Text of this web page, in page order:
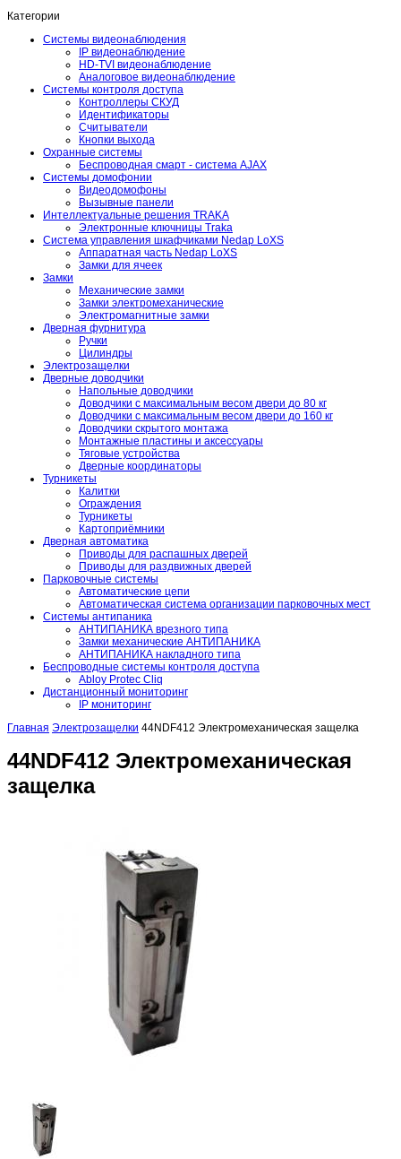
Категории
Системы видеонаблюдения
IP видеонаблюдение
HD-TVI видеонаблюдение
Аналоговое видеонаблюдение
Системы контроля доступа
Контроллеры СКУД
Идентификаторы
Считыватели
Кнопки выхода
Охранные системы
Беспроводная смарт - система AJAX
Системы домофонии
Видеодомофоны
Вызывные панели
Интеллектуальные решения TRAKA
Электронные ключницы Traka
Система управления шкафчиками Nedap LoXS
Аппаратная часть Nedap LoXS
Замки для ячеек
Замки
Механические замки
Замки электромеханические
Электромагнитные замки
Дверная фурнитура
Ручки
Цилиндры
Электрозащелки
Дверные доводчики
Напольные доводчики
Доводчики с максимальным весом двери до 80 кг
Доводчики с максимальным весом двери до 160 кг
Доводчики скрытого монтажа
Монтажные пластины и аксессуары
Тяговые устройства
Дверные координаторы
Турникеты
Калитки
Ограждения
Турникеты
Картоприёмники
Дверная автоматика
Приводы для распашных дверей
Приводы для раздвижных дверей
Парковочные системы
Автоматические цепи
Автоматическая система организации парковочных мест
Системы антипаника
АНТИПАНИКА врезного типа
Замки механические АНТИПАНИКА
АНТИПАНИКА накладного типа
Беспроводные системы контроля доступа
Abloy Protec Cliq
Дистанционный мониторинг
IP мониторинг
Главная Электрозащелки 44NDF412 Электромеханическая защелка
44NDF412 Электромеханическая
защелка